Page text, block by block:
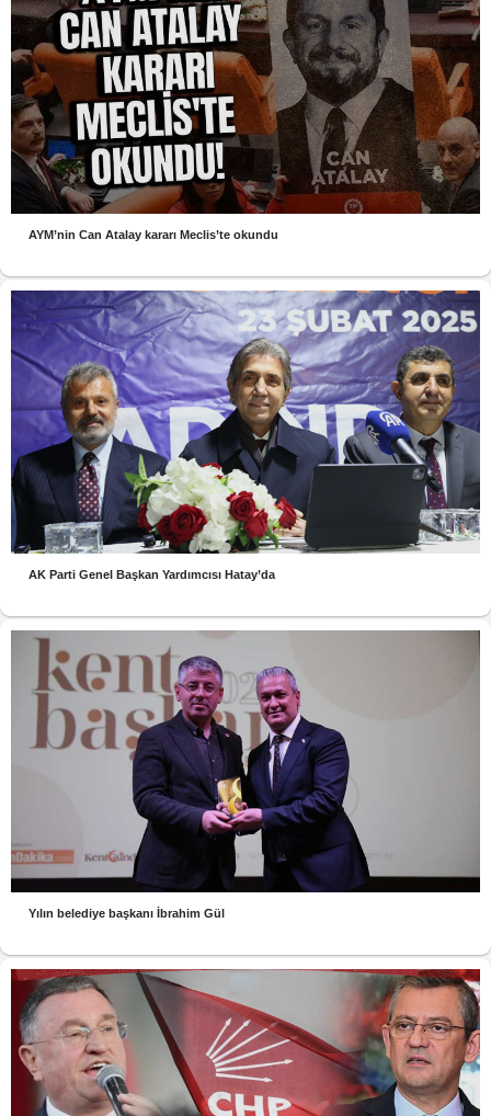
AYM’nin Can Atalay kararı Meclis’te okundu
AK Parti Genel Başkan Yardımcısı Hatay’da
Yılın belediye başkanı İbrahim Gül